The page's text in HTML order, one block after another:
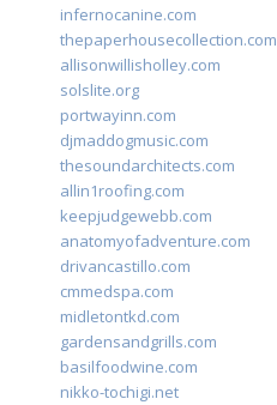
infernocanine.com
thepaperhousecollection.com
allisonwillisholley.com
solslite.org
portwayinn.com
djmaddogmusic.com
thesoundarchitects.com
allin1roofing.com
keepjudgewebb.com
anatomyofadventure.com
drivancastillo.com
cmmedspa.com
midletontkd.com
gardensandgrills.com
basilfoodwine.com
nikko-tochigi.net